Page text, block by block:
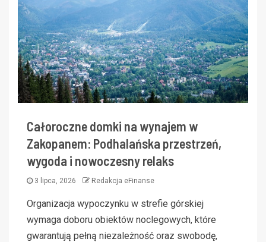
Całoroczne domki na wynajem w
Zakopanem: Podhalańska przestrzeń,
wygoda i nowoczesny relaks
3 lipca, 2026 Redakcja eFinanse
Organizacja wypoczynku w strefie górskiej
wymaga doboru obiektów noclegowych, które
gwarantują pełną niezależność oraz swobodę,